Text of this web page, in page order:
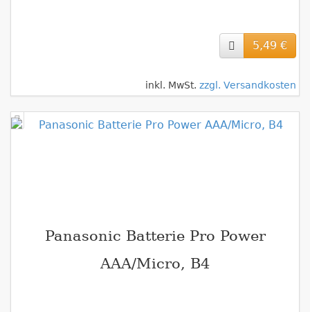
5,49 €
inkl. MwSt. zzgl. Versandkosten
Panasonic Batterie Pro Power
AAA/Micro, B4